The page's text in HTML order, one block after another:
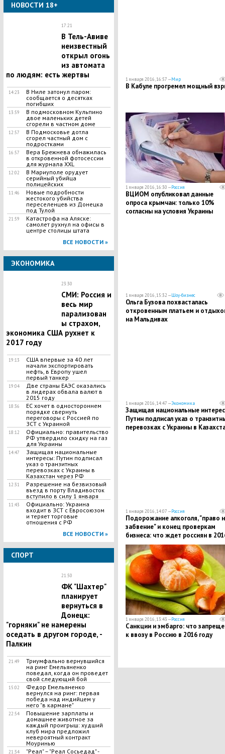
НОВОСТИ 18+
17:21
В Тель-Авиве
неизвестный
открыл огонь
из автомата
по людям: есть жертвы
14:23
В Ниле затонул паром:
сообщается о десятках
погибших
13:59
В подмосковном Кульпино
двое маленьких детей
сгорели в частном доме
12:57
В Подмосковье дотла
сгорел частный дом с
подростками
16:57
Вера Брежнева обнажилась
в откровенной фотосессии
для журнала XXL
12:02
В Мариуполе орудует
серийный убийца
полицейских
11:46
Новые подробности
жестокого убийства
переселенцев из Донецка
под Тулой
21:59
Катастрофа на Аляске:
самолет рухнул на офисы в
центре столицы штата
ВСЕ НОВОСТИ »
ЭКОНОМИКА
23:30
СМИ: Россия и
весь мир
парализован
ы страхом,
экономика США рухнет к
2017 году
19:13
США впервые за 40 лет
начали экспортировать
нефть, в Европу ушел
первый танкер
19:04
Две страны ЕАЭС оказались
в лидерах обвала валют в
2015 году
18:36
ЕС хочет в одностороннем
порядке свернуть
переговоры с Россией по
ЗСТ с Украиной
18:12
Официально: правительство
РФ утвердило скидку на газ
для Украины
14:47
Защищая национальные
интересы: Путин подписал
указ о транзитных
перевозках с Украины в
Казахстан через РФ
12:31
Разрешение на безвизовый
въезд в порту Владивосток
вступило в силу 1 января
11:43
Официально: Украина
входит в ЗСТ с Евросоюзом
и теряет торговые
отношения с РФ
ВСЕ НОВОСТИ »
СПОРТ
21:50
ФК "Шахтер"
планирует
вернуться в
Донецк:
"горняки" не намерены
оседать в другом городе, -
Палкин
21:49
Триумфально вернувшийся
на ринг Емельяненко
поведал, когда он проведет
свой следующий бой
15:02
Федор Емельяненко
вернулся на ринг: первая
победа над индийцем у
него "в кармане"
22:54
Повышение зарплаты и
домашнее животное за
каждый проигрыш: худший
клуб мира предложил
невероятный контракт
Моуринью
21:34
​"Реал" – "Реал Сосьедад" -
1 января 2016, 16:57 —Мир
В Кабуле прогремел мощный
1 января 2016, 16:30 —Россия
ВЦИОМ опубликовал данные
опроса крымчан: только 10%
согласны на условия Украины
1 января 2016, 15:32 —Шоу-бизнес
Ольга Бузова похвасталась
откровенным платьем и
на Мальдивах
1 января 2016, 14:47 —Экономика
Защищая национальные
Путин подписал указ о
перевозках с Украины в
1 января 2016, 14:07 —Россия
Подорожание алкоголя, "право
забвение" и конец проверкам
бизнеса: что ждет россиян в
1 января 2016, 13:43 —Россия
Санкции и эмбарго: что
к ввозу в Россию в 2016 году